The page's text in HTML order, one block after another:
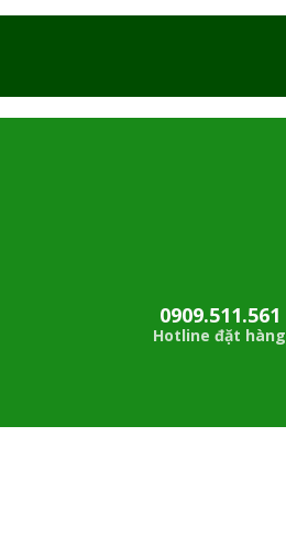
0909.511.561
Hotline đặt hàng